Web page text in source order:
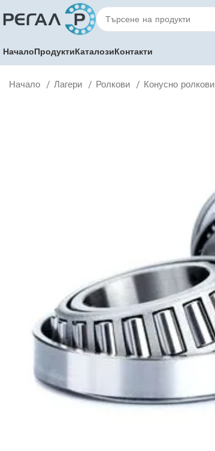
НачалоПродуктиКаталозиКонтакти
Начало Лагери Ролкови Конусно ролкови